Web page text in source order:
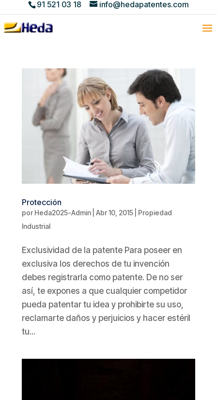
91 521 03 18 info@hedapatentes.com
Protección
por Heda2025-Admin| Abr 10, 2015| Propiedad
Industrial
Exclusividad de la patente Para poseer en
exclusiva los derechos de tu invención
debes registrarla como patente. De no ser
así, te expones a que cualquier competidor
pueda patentar tu idea y prohibirte su uso,
reclamarte daños y perjuicios y hacer estéril
tu...